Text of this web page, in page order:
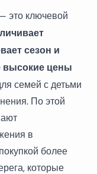
это ключевой
сезон и
высокие цены
семей с детьми
По этой
в
более
которые